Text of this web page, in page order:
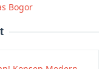
Bogor